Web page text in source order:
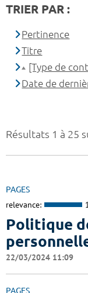
Résultats 1 à 25
PAGES
relevance:
Politique
22/03/2024 11:09
PAGES
TRIER PAR :
Pertinence
Titre
[Type de
Date de